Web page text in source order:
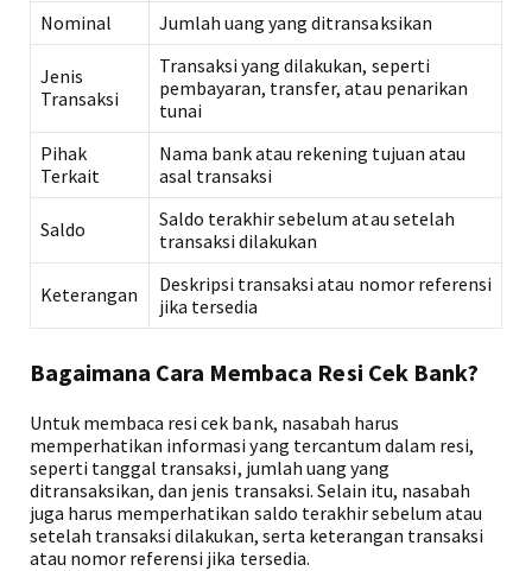
Nominal
Jumlah uang yang ditransaksikan
Jenis
Transaksi
Transaksi yang dilakukan, seperti
pembayaran, transfer, atau penarikan
tunai
Pihak
Terkait
Nama bank atau rekening tujuan atau
asal transaksi
Saldo
Saldo terakhir sebelum atau setelah
transaksi dilakukan
Keterangan
Deskripsi transaksi atau nomor referensi
jika tersedia
Bagaimana Cara Membaca Resi Cek Bank?
Untuk membaca resi cek bank, nasabah harus
memperhatikan informasi yang tercantum dalam resi,
seperti tanggal transaksi, jumlah uang yang
ditransaksikan, dan jenis transaksi. Selain itu, nasabah
juga harus memperhatikan saldo terakhir sebelum atau
setelah transaksi dilakukan, serta keterangan transaksi
atau nomor referensi jika tersedia.